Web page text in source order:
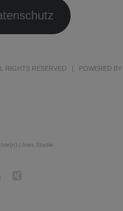
RIGHTS RESERVED | POWERED BY
| Ines Stadie